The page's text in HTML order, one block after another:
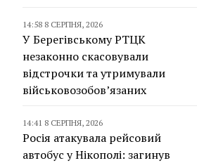
14:58 8 СЕРПНЯ, 2026
У Берегівському РТЦК
незаконно скасовували
відстрочки та утримували
військовозобов’язаних
14:41 8 СЕРПНЯ, 2026
Росія атакувала рейсовий
автобус у Нікополі: загинув